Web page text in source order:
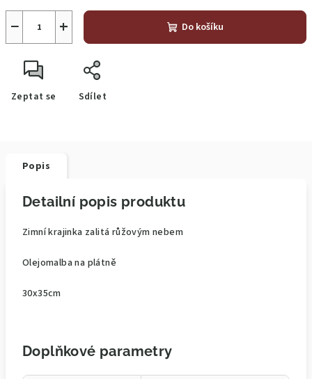
+
− Do košíku
Zeptat se Sdílet
Popis
Detailní popis produktu
Zimní krajinka zalitá růžovým nebem
Olejomalba na plátně
30x35cm
Doplňkové parametry